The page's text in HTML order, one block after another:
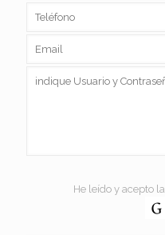
He leído y acepto la